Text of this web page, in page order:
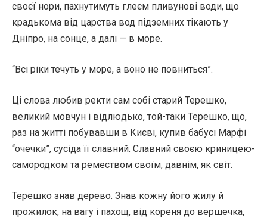
своєї нори, пахнутимуть глеєм пливунові води, що
крадькома від царства вод підземних тікають у
Дніпро, на сонце, а далі — в море.
“Всі ріки течуть у море, а воно не повниться”.
Ці слова любив ректи сам собі старий Терешко,
великий мовчун і відлюдько, той-таки Терешко, що,
раз на житті побувавши в Києві, купив бабусі Марфі
“очечки”, сусіда її славний. Славний своєю криницею-
самородком та ремеством своїм, давнім, як світ.
Терешко знав дерево. Знав кожну його жилу й
прожилок, на вагу і пахощ, від кореня до вершечка,